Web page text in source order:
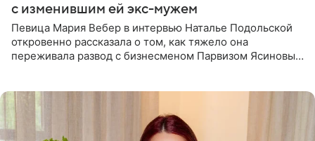
с изменившим ей экс-мужем
Певица Мария Вебер в интервью Наталье Подольской
откровенно рассказала о том, как тяжело она
переживала развод с бизнесменом Парвизом Ясиновым.